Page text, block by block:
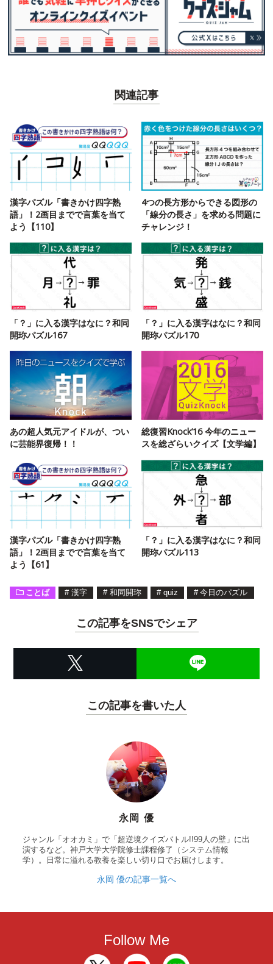
関連記事
漢字パズル「書きかけ四字熟
語」！2画目までで言葉を当て
よう【110】
4つの長方形からできる図形の
「線分の長さ」を求める問題に
チャレンジ！
「？」に入る漢字はなに？和同
開珎パズル167
「？」に入る漢字はなに？和同
開珎パズル170
あの超人気元アイドルが、つい
に芸能界復帰！！
総復習Knock’16 今年のニュー
スを総ざらいクイズ【文学編】
漢字パズル「書きかけ四字熟
語」！2画目までで言葉を当て
よう【61】
「？」に入る漢字はなに？和同
開珎パズル113
ことば # 漢字 # 和同開珎 # quiz # 今日のパズル
この記事をSNSでシェア
この記事を書いた人
永岡 優
ジャンル「オオカミ」で「超逆境クイズバトル!!99人の壁」に出
演するなど。神戸大学大学院修士課程修了（システム情報
学）。日常に溢れる教養を楽しい切り口でお届けします。
永岡 優の記事一覧へ
Follow Me